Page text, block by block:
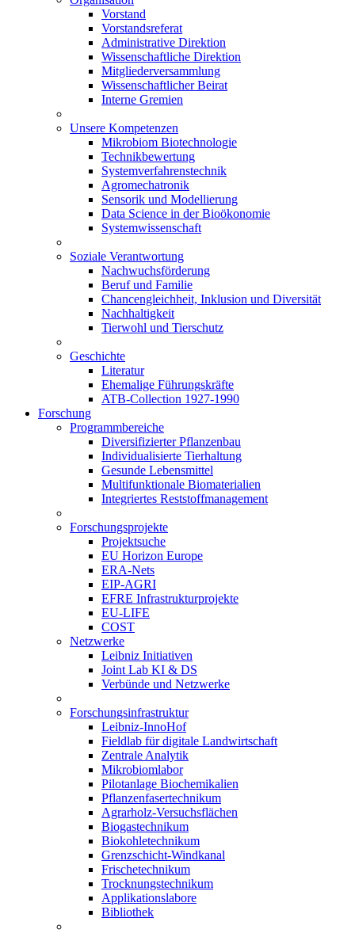
Vorstand
Vorstandsreferat
Administrative Direktion
Wissenschaftliche Direktion
Mitgliederversammlung
Wissenschaftlicher Beirat
Interne Gremien
Unsere Kompetenzen
Mikrobiom Biotechnologie
Technikbewertung
Systemverfahrenstechnik
Agromechatronik
Sensorik und Modellierung
Data Science in der Bioökonomie
Systemwissenschaft
Soziale Verantwortung
Nachwuchsförderung
Beruf und Familie
Chancengleichheit, Inklusion und Diversität
Nachhaltigkeit
Tierwohl und Tierschutz
Geschichte
Literatur
Ehemalige Führungskräfte
ATB-Collection 1927-1990
Forschung
Programmbereiche
Diversifizierter Pflanzenbau
Individualisierte Tierhaltung
Gesunde Lebensmittel
Multifunktionale Biomaterialien
Integriertes Reststoffmanagement
Forschungsprojekte
Projektsuche
EU Horizon Europe
ERA-Nets
EIP-AGRI
EFRE Infrastrukturprojekte
EU-LIFE
COST
Netzwerke
Leibniz Initiativen
Joint Lab KI & DS
Verbünde und Netzwerke
Forschungsinfrastruktur
Leibniz-InnoHof
Fieldlab für digitale Landwirtschaft
Zentrale Analytik
Mikrobiomlabor
Pilotanlage Biochemikalien
Pflanzenfasertechnikum
Agrarholz-Versuchsflächen
Biogastechnikum
Biokohletechnikum
Grenzschicht-Windkanal
Frischetechnikum
Trocknungstechnikum
Applikationslabore
Bibliothek